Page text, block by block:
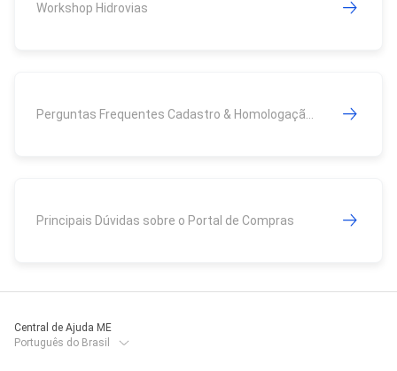
Workshop Hidrovias
Principais Dúvidas sobre o Portal de Compras
Central de Ajuda ME
Português do Brasil